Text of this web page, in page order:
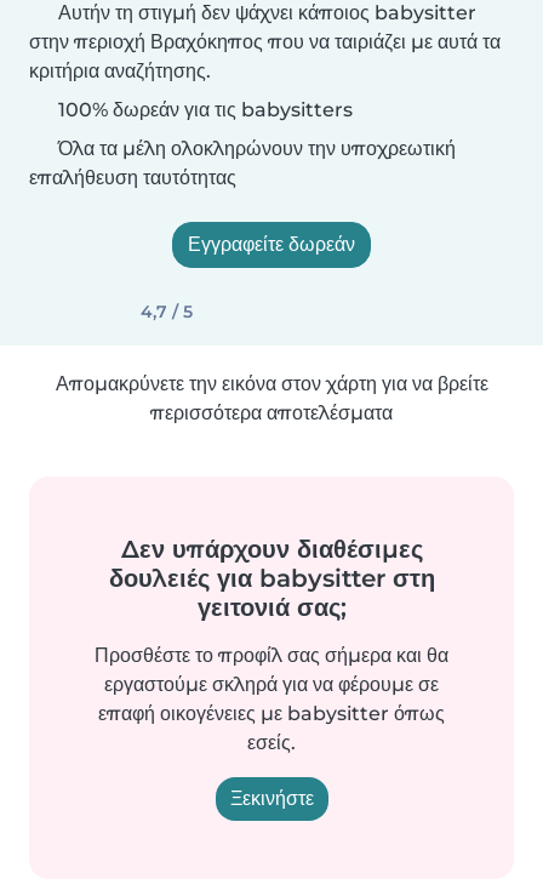
Αυτήν τη στιγμή δεν ψάχνει κάποιος babysitter
στην περιοχή Βραχόκηπος που να ταιριάζει με αυτά τα
κριτήρια αναζήτησης.
100% δωρεάν για τις babysitters
Όλα τα μέλη ολοκληρώνουν την υποχρεωτική
επαλήθευση ταυτότητας
Εγγραφείτε δωρεάν
4,7 / 5
Απομακρύνετε την εικόνα στον χάρτη για να βρείτε
περισσότερα αποτελέσματα
Δεν υπάρχουν διαθέσιμες
δουλειές για babysitter στη
γειτονιά σας;
Προσθέστε το προφίλ σας σήμερα και θα
εργαστούμε σκληρά για να φέρουμε σε
επαφή οικογένειες με babysitter όπως
εσείς.
Ξεκινήστε